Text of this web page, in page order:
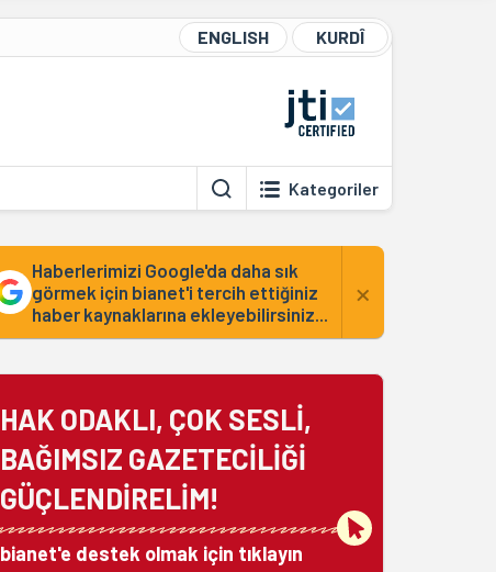
ENGLISH KURDÎ
Kategoriler
Haberlerimizi Google'da daha sık
görmek için bianet'i tercih ettiğiniz
haber kaynaklarına ekleyebilirsiniz...
×
HAK ODAKLI, ÇOK SESLİ,
BAĞIMSIZ GAZETECİLİĞİ
GÜÇLENDİRELİM!
bianet'e destek olmak için tıklayın